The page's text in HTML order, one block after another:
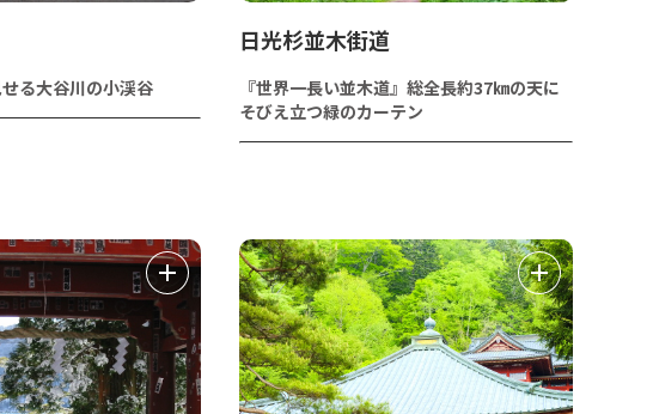
る大谷川の小渓谷
日光杉並木街道
『世界一長い並木道』総全長約37㎞の天に
そびえ立つ緑のカーテン